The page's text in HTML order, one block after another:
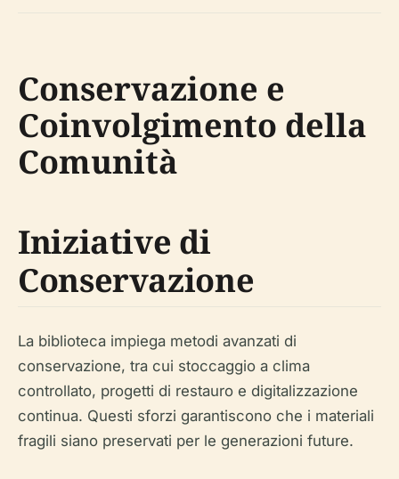
Conservazione e
Coinvolgimento della
Comunità
Iniziative di
Conservazione
La biblioteca impiega metodi avanzati di
conservazione, tra cui stoccaggio a clima
controllato, progetti di restauro e digitalizzazione
continua. Questi sforzi garantiscono che i materiali
fragili siano preservati per le generazioni future.